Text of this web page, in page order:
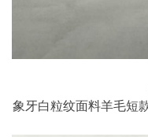
象牙白粒纹面料羊毛短